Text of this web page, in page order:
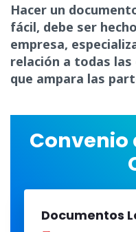
Hacer un
fácil, debe ser
empresa,
relación a todas
que ampara las
Convenio
Documentos